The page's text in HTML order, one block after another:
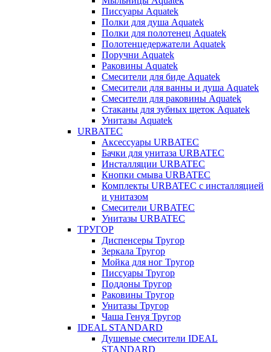
Писсуары Aquatek
Полки для душа Aquatek
Полки для полотенец Aquatek
Полотенцедержатели Aquatek
Поручни Aquatek
Раковины Aquatek
Смесители для биде Aquatek
Смесители для ванны и душа Aquatek
Смесители для раковины Aquatek
Стаканы для зубных щеток Aquatek
Унитазы Aquatek
URBATEC
Аксессуары URBATEC
Бачки для унитаза URBATEC
Инсталляции URBATEC
Кнопки смыва URBATEC
Комплекты URBATEC с инсталляцией
и унитазом
Смесители URBATEC
Унитазы URBATEC
ТРУГОР
Диспенсеры Тругор
Зеркала Тругор
Мойка для ног Тругор
Писсуары Тругор
Поддоны Тругор
Раковины Тругор
Унитазы Тругор
Чаша Генуя Тругор
IDEAL STANDARD
Душевые смесители IDEAL
STANDARD